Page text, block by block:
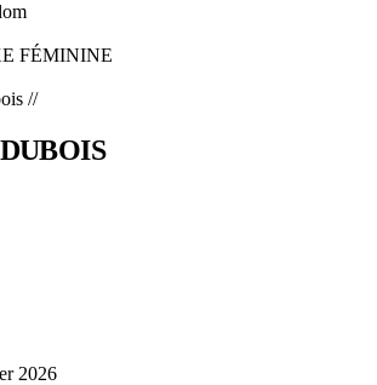
FÉMININE
//
DUBOIS
2026